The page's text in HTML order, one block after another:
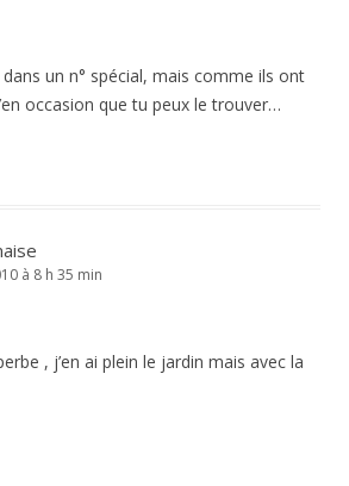
un n° spécial, mais comme ils ont
occasion que tu peux le trouver…
à 8 h 35 min
, j’en ai plein le jardin mais avec la